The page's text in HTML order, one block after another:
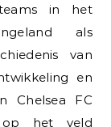
in het
als
van
en
Chelsea FC
op het veld